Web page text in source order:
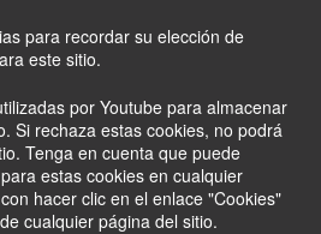
leurs effets sur des paramètres
le niveau d’activation, la
l’autophagie et la
para recordar su elección de
este sitio.
por Youtube para almacenar
Si rechaza estas cookies, no podrá
Tenga en cuenta que puede
estas cookies en cualquier
hacer clic en el enlace "Cookies"
cualquier página del sitio.